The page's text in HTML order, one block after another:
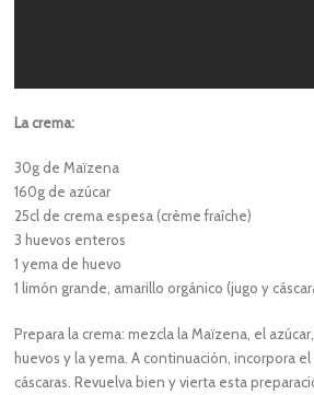
La crema:
30g de Maïzena
160g de azúcar
25cl de crema espesa (crème fraîche)
3 huevos enteros
1 yema de huevo
1 limón grande, amarillo orgánico (jugo y
Prepara la crema: mezcla la Maïzena, el
huevos y la yema. A continuación, incorpora
cáscaras. Revuelva bien y vierta esta